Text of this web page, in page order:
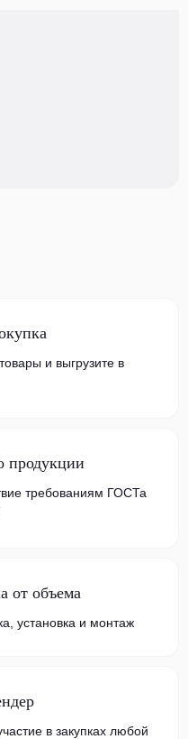
и выгрузите в
продукции
требованиям ГОСТа
от объема
установка и монтаж
в закупках любой